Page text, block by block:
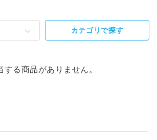
カテゴリで探す
する商品がありません。